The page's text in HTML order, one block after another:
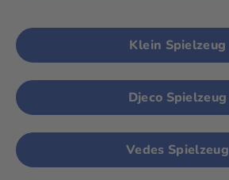
Klein Spielzeug
Djeco Spielzeug
Vedes Spielzeug